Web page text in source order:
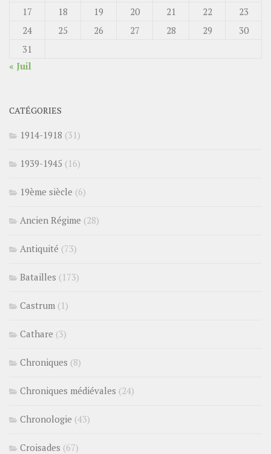
17
18 19 20 21 22
23
24
25 26 27 28 29
30
31
« Juil
CATÉGORIES
1914-1918 (31)
1939-1945 (16)
19ème siècle (6)
Ancien Régime (28)
Antiquité (73)
Batailles (173)
Castrum (1)
Cathare (3)
Chroniques (8)
Chroniques médiévales (24)
Chronologie (43)
Croisades (67)